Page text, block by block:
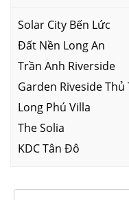
Solar City Bến Lức
Đất Nền Long An
Trần Anh Riverside
Garden Riveside Thủ
Long Phú Villa
The Solia
KDC Tân Đô